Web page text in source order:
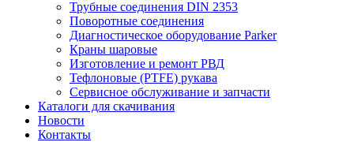
Трубные соединения DIN 2353
Поворотные соединения
Диагностическое оборудование Parker
Краны шаровые
Изготовление и ремонт РВД
Тефлоновые (PTFE) рукава
Сервисное обслуживание и запчасти
Каталоги для скачивания
Новости
Контакты